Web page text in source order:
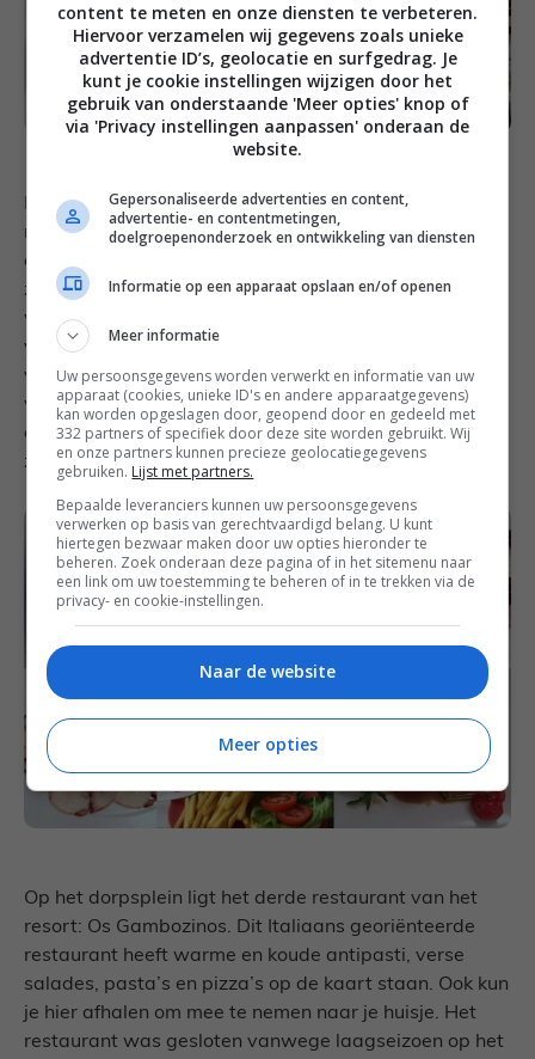
Mijn favoriete restaurant was As Dunas, een beach
restaurant waarbij je uitkijkt over het strand en de zee
en de kinderen pal ernaast kunnen spelen in de
zandbak en op de trampoline terwijl jij met een glas
wijn in je ene en een gamba in je andere hand zit. De
vis hier is kraakvers en ze hebben een goed aanbod
van kinderen. Naast As Dunas ligt nog een zwembad
waar ze ons ook een lunch kwamen serveren op de
enige dag dat het weer het toeliet om even buiten te
zwemmen. Fantastische service.
Op het dorpsplein ligt het derde restaurant van het
resort: Os Gambozinos. Dit Italiaans georiënteerde
restaurant heeft warme en koude antipasti, verse
salades, pasta’s en pizza’s op de kaart staan. Ook kun
je hier afhalen om mee te nemen naar je huisje. Het
restaurant was gesloten vanwege laagseizoen op het
content te meten en onze diensten te verbeteren.
Hiervoor verzamelen wij gegevens zoals unieke
advertentie ID’s, geolocatie en surfgedrag. Je
kunt je cookie instellingen wijzigen door het
gebruik van onderstaande 'Meer opties' knop of
via 'Privacy instellingen aanpassen' onderaan de
website.
Gepersonaliseerde advertenties en content,
advertentie- en contentmetingen,
doelgroepenonderzoek en ontwikkeling van diensten
Informatie op een apparaat opslaan en/of openen
Meer informatie
Uw persoonsgegevens worden verwerkt en informatie van uw
apparaat (cookies, unieke ID's en andere apparaatgegevens)
kan worden opgeslagen door, geopend door en gedeeld met
332 partners of specifiek door deze site worden gebruikt. Wij
en onze partners kunnen precieze geolocatiegegevens
gebruiken. Lijst met partners.
Bepaalde leveranciers kunnen uw persoonsgegevens
verwerken op basis van gerechtvaardigd belang. U kunt
hiertegen bezwaar maken door uw opties hieronder te
beheren. Zoek onderaan deze pagina of in het sitemenu naar
een link om uw toestemming te beheren of in te trekken via de
privacy- en cookie-instellingen.
Naar de website
Meer opties